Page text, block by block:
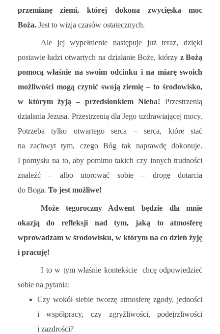
przemianę ziemi, której dokona zwycięska moc
Boża.Jest to wizja czasów ostatecznych.
Ale jej wypełnienie następuje już teraz, dzięki
postawie ludzi otwartych na działanie Boże, którzy z Bożą
pomocą właśnie na swoim odcinku i na miarę swoich
możliwości mogą czynić swoją ziemię – to środowisko,
w którym żyją – przedsionkiem Nieba!Przestrzenią
działania Jezusa. Przestrzenią dla Jego uzdrawiającej mocy.
Potrzeba tylko otwartego serca – serca, które stać
na zachwyt tym, czego Bóg tak naprawdę dokonuje.
I pomysłu na to, aby pomimo takich czy innych trudności
znaleźć – albo utorować sobie – drogę dotarcia
do Boga. To jest możliwe!
Może tegoroczny Adwent będzie dla mnie
okazją do refleksji nad tym, jaką to atmosferę
wprowadzam w środowisku, w którym na co dzień żyję
i pracuję!
I to w tym właśnie kontekście chcę odpowiedzieć
sobie na pytania:
Czy wokół siebie tworzę atmosferę zgody, jedności
i współpracy, czy zgryźliwości, podejrzliwości
i zazdrości?